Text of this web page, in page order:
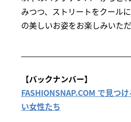
みつつ、ストリートをクール
の美しいお姿をお楽しみいただ
【バックナンバー】
FASHIONSNAP.COM で見つ
い女性たち